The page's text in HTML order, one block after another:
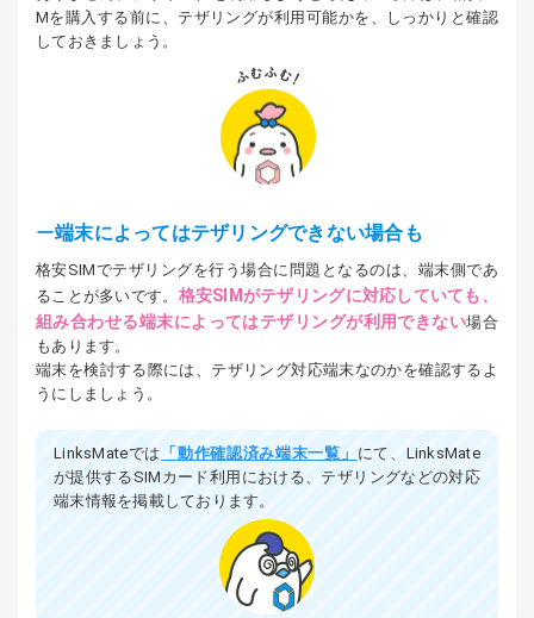
Mを購入する前に、テザリングが利用可能かを、しっかりと確認
しておきましょう。
端末によってはテザリングできない場合も
格安SIMでテザリングを行う場合に問題となるのは、端末側であ
ることが多いです。 格安SIMがテザリングに対応していても、
組み合わせる端末によってはテザリングが利用できない場合
もあります。
端末を検討する際には、テザリング対応端末なのかを確認するよ
うにしましょう。
LinksMateでは 「動作確認済み端末一覧」 にて、LinksMate
が提供するSIMカード利用における、テザリングなどの対応
端末情報を掲載しております。